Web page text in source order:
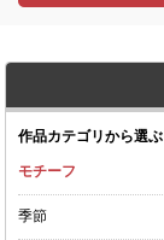
作品カテゴリから選ぶ
モチーフ
季節